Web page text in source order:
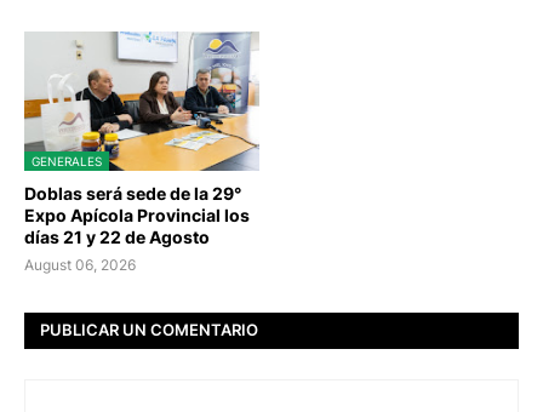
GENERALES
Doblas será sede de la 29°
Expo Apícola Provincial los
días 21 y 22 de Agosto
August 06, 2026
PUBLICAR UN COMENTARIO